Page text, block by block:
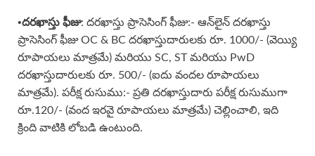
•దరఖాస్తు ఫీజు: దరఖాస్తు ప్రాసెసింగ్ ఫీజు:- ఆన్‌లైన్ దరఖాస్తు
ప్రాసెసింగ్ ఫీజు OC & BC దరఖాస్తుదారులకు రూ. 1000/- (వెయ్యి
రూపాయలు మాత్రమే) మరియు SC, ST మరియు PwD
దరఖాస్తుదారులకు రూ. 500/- (ఐదు వందల రూపాయలు
మాత్రమే). పరీక్ష రుసుము:- ప్రతి దరఖాస్తుదారు పరీక్ష రుసుముగా
రూ.120/- (వంద ఇరవై రూపాయలు మాత్రమే) చెల్లించాలి, ఇది
క్రింది వాటికి లోబడి ఉంటుంది.